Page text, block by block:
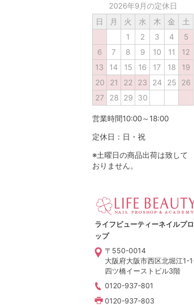
2026年9月の定休日
日
月 火 水 木 金
土
1
2 3 4
5
6
7 8 9 10 11
12
13
14 15 16 17 18
19
20
21 22 23 24 25
26
27
28 29 30
営業時間10:00～18:00
定休日：日・祝
※土曜日の商品出荷は致して
おりません。
ライフビューティーネイルプ
ップ
〒550-0014
大阪府大阪市西区北堀江1-
四ツ橋イーストビル3階
0120-937-801
0120-937-803